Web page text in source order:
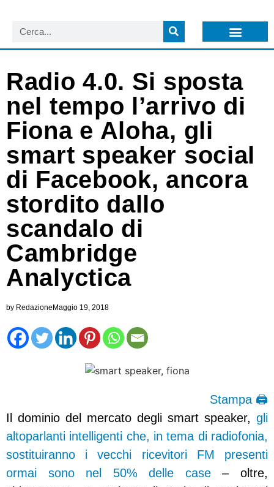
Radio 4.0. Si sposta
nel tempo l’arrivo di
Fiona e Aloha, gli
smart speaker social
di Facebook, ancora
stordito dallo
scandalo di
Cambridge
Analyctica
by Redazione Maggio 19, 2018
Stampa 🖨
Il dominio del mercato degli smart speaker, gli
altoparlanti intelligenti che, in tema di radiofonia,
sostituiranno i vecchi ricevitori FM presenti
ormai sono nel 50% delle case– oltre,